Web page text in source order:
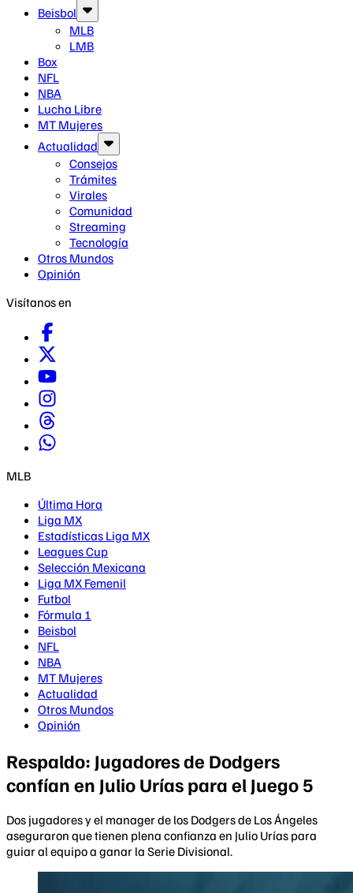
Beisbol
MLB
LMB
Box
NFL
NBA
Lucha Libre
MT Mujeres
Actualidad
Consejos
Trámites
Virales
Comunidad
Streaming
Tecnología
Otros Mundos
Opinión
Visítanos en
MLB
Última Hora
Liga MX
Estadísticas Liga MX
Leagues Cup
Selección Mexicana
Liga MX Femenil
Futbol
Fórmula 1
Beisbol
NFL
NBA
MT Mujeres
Actualidad
Otros Mundos
Opinión
Respaldo: Jugadores de Dodgers
confían en Julio Urías para el Juego 5
Dos jugadores y el manager de los Dodgers de Los Ángeles
aseguraron que tienen plena confianza en Julio Urías para
guiar al equipo a ganar la Serie Divisional.